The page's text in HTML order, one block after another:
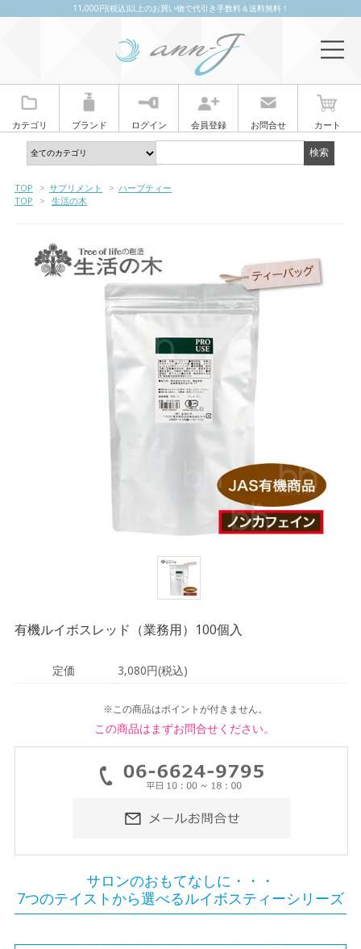
11,000円(税込)以上のお買い物で代引き手数料＆送料無料！
カテゴリ ブランド ログイン 会員登録 お問合せ カート
TOP > サプリメント > ハーブティー
TOP
> 生活の木
有機ルイボスレッド（業務用）100個入
定価 3,080円(税込)
※この商品はポイントが付きません。
この商品はまずお問合せください。
サロンのおもてなしに・・・
7つのテイストから選べるルイボスティーシリーズ